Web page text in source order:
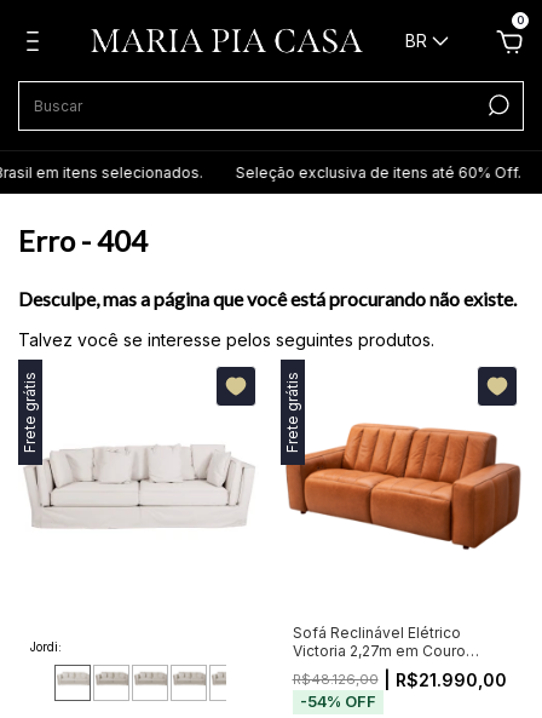
BR
0
em itens selecionados. Seleção exclusiva de itens até 60% Off.
Erro - 404
Desculpe, mas a página que você está procurando não existe.
Talvez você se interesse pelos seguintes produtos.
Frete grátis
Jordi:
Frete grátis
Sofá Reclinável Elétrico
Victoria 2,27m em Couro
Caramelo — Bivolt
R$48.126,00| R$21.990,00
-54% OFF